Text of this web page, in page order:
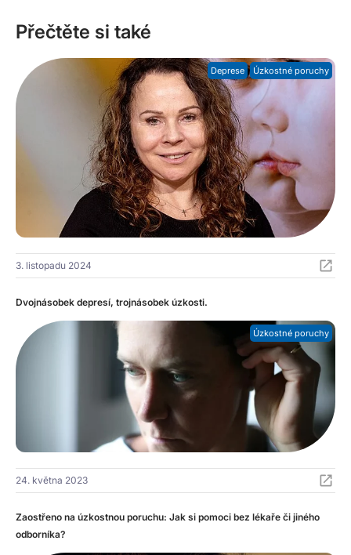
Přečtěte si také
Deprese Úzkostné poruchy
3. listopadu 2024
Dvojnásobek depresí, trojnásobek úzkosti.
Úzkostné poruchy
24. května 2023
Zaostřeno na úzkostnou poruchu: Jak si pomoci bez lékaře či jiného
odborníka?